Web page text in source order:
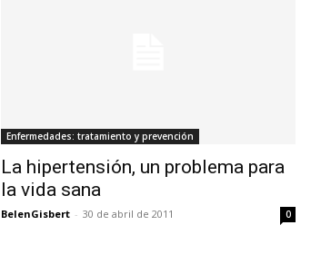
Enfermedades: tratamiento y prevención
La hipertensión, un problema para
la vida sana
BelenGisbert - 30 de abril de 2011 0